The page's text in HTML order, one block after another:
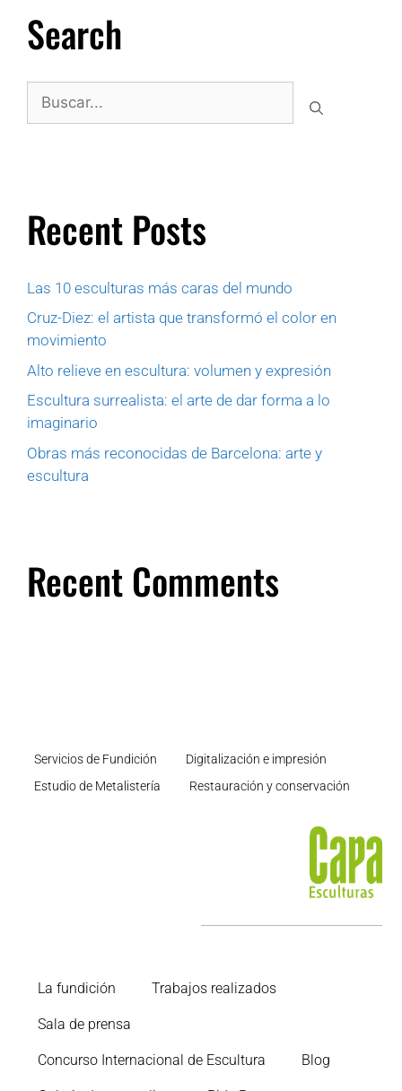
Search
Recent Posts
Las 10 esculturas más caras del mundo
Cruz-Diez: el artista que transformó el color en
movimiento
Alto relieve en escultura: volumen y expresión
Escultura surrealista: el arte de dar forma a lo
imaginario
Obras más reconocidas de Barcelona: arte y
escultura
Recent Comments
Servicios de Fundición
Digitalización e impresión
Estudio de Metalistería
Restauración y conservación
La fundición Trabajos realizados
Sala de prensa
Concurso Internacional de Escultura Blog